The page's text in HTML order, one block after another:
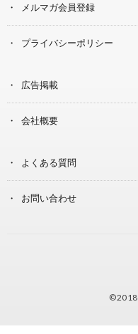
メルマガ会員登録
プライバシーポリシー
広告掲載
会社概要
よくある質問
お問い合わせ
©2018